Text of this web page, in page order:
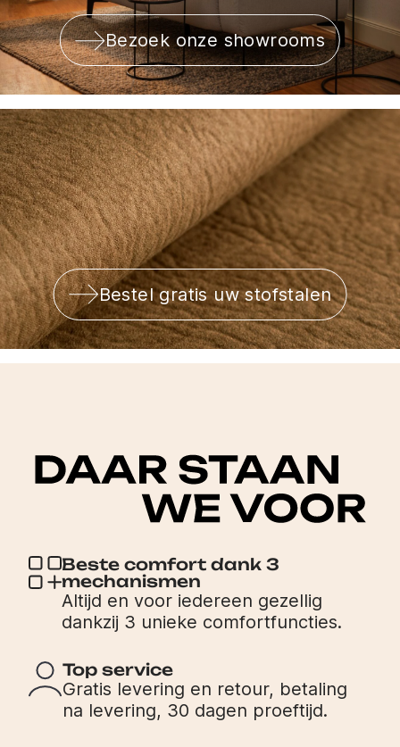
Bezoek onze showrooms
Bestel gratis uw stofstalen
Beste comfort dank 3
mechanismen
Altijd en voor iedereen gezellig
dankzij 3 unieke comfortfuncties.
Top service
Gratis levering en retour, betaling
na levering, 30 dagen proeftijd.